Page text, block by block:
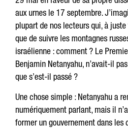
aux urnes le 17 septembre.
plupart de nos lecteurs qui, à
que de suivre les montagnes
israélienne : comment ? Le
Benjamin Netanyahu, n’avait-il
que s’est-il passé ?
Une chose simple : Netanyahu a
numériquement parlant, mais il
former un gouvernement dans les